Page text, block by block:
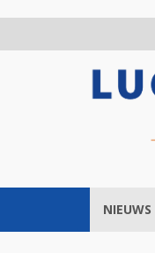
NIEUWS